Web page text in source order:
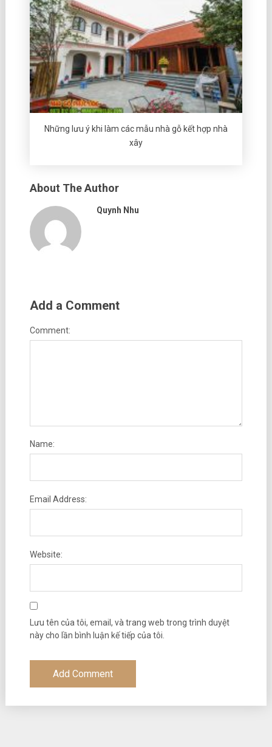
Những lưu ý khi làm các mẫu nhà gỗ kết hợp nhà
xây
About The Author
Quynh Nhu
Add a Comment
Comment:
Name:
Email Address:
Website:
Lưu tên của tôi, email, và trang web trong trình duyệt
này cho lần bình luận kế tiếp của tôi.